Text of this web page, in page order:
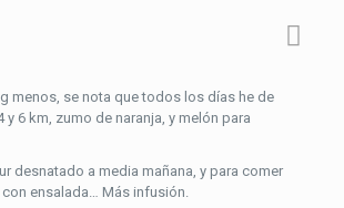
g menos, se nota que todos los días he de
y 6 km, zumo de naranja, y melón para
desnatado a media mañana, y para comer
ensalada… Más infusión.